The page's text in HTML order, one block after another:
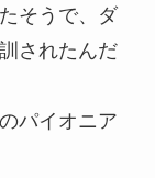
そうで、ダ
されたんだ
パイオニア